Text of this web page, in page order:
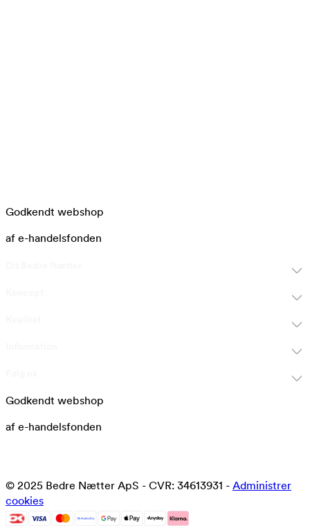
Godkendt webshop
af e-handelsfonden
Godkendt webshop
af e-handelsfonden
© 2025 Bedre Nætter ApS - CVR: 34613931 - Administrer
cookies